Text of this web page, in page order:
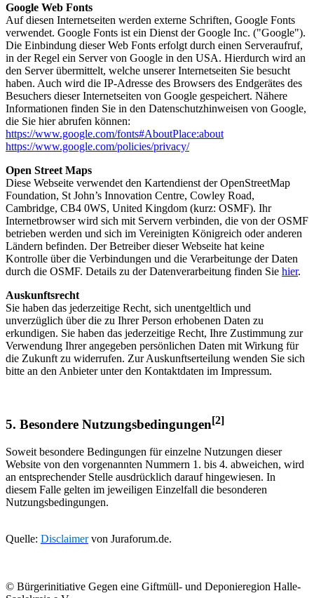
Google Web Fonts
Auf diesen Internetseiten werden externe Schriften, Google Fonts
verwendet. Google Fonts ist ein Dienst der Google Inc. ("Google").
Die Einbindung dieser Web Fonts erfolgt durch einen Serveraufruf,
in der Regel ein Server von Google in den USA. Hierdurch wird an
den Server übermittelt, welche unserer Internetseiten Sie besucht
haben. Auch wird die IP-Adresse des Browsers des Endgerätes des
Besuchers dieser Internetseiten von Google gespeichert. Nähere
Informationen finden Sie in den Datenschutzhinweisen von Google,
die Sie hier abrufen können:
https://www.google.com/fonts#AboutPlace:about
https://www.google.com/policies/privacy/
Open Street Maps
Diese Webseite verwendet den Kartendienst der OpenStreetMap
Foundation, St John’s Innovation Centre, Cowley Road,
Cambridge, CB4 0WS, United Kingdom (kurz: OSMF). Ihr
Internetbrowser wird sich mit Servern verbinden, die von der OSMF
betrieben werden und sich im Vereinigten Königreich oder anderen
Ländern befinden. Der Betreiber dieser Webseite hat keine
Kontrolle über die Verbindungen und die Verarbeitunge der Daten
durch die OSMF. Details zu der Datenverarbeitung finden Sie hier.
Auskunftsrecht
Sie haben das jederzeitige Recht, sich unentgeltlich und
unverzüglich über die zu Ihrer Person erhobenen Daten zu
erkundigen. Sie haben das jederzeitige Recht, Ihre Zustimmung zur
Verwendung Ihrer angegeben persönlichen Daten mit Wirkung für
die Zukunft zu widerrufen. Zur Auskunftserteilung wenden Sie sich
bitte an den Anbieter unter den Kontaktdaten im Impressum.
5. Besondere Nutzungsbedingungen[2]
Soweit besondere Bedingungen für einzelne Nutzungen dieser
Website von den vorgenannten Nummern 1. bis 4. abweichen, wird
an entsprechender Stelle ausdrücklich darauf hingewiesen. In
diesem Falle gelten im jeweiligen Einzelfall die besonderen
Nutzungsbedingungen.
Quelle: Disclaimervon Juraforum.de.
© Bürgerinitiative Gegen eine Giftmüll- und Deponieregion Halle-